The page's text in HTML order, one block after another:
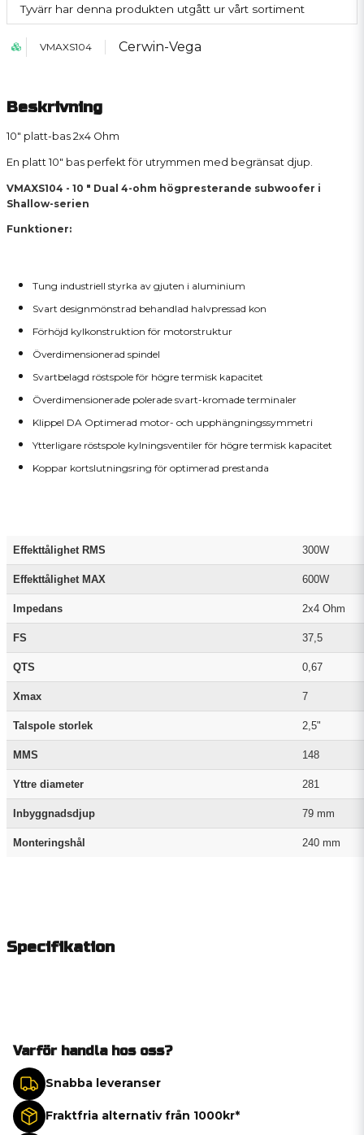
Tyvärr har denna produkten utgått ur vårt sortiment
VMAXS104 Cerwin-Vega
Beskrivning
10" platt-bas 2x4 Ohm
En platt 10" bas perfekt för utrymmen med begränsat djup.
VMAXS104 - 10 ″ Dual 4-ohm högpresterande subwoofer i
Shallow-serien
Funktioner:
Tung industriell styrka av gjuten i aluminium
Svart designmönstrad behandlad halvpressad kon
Förhöjd kylkonstruktion för motorstruktur
Överdimensionerad spindel
Svartbelagd röstspole för högre termisk kapacitet
Överdimensionerade polerade svart-kromade terminaler
Klippel DA Optimerad motor- och upphängningssymmetri
Ytterligare röstspole kylningsventiler för högre termisk kapacitet
Koppar kortslutningsring för optimerad prestanda
Effekttålighet RMS 300W
Effekttålighet MAX 600W
Impedans 2x4 Ohm
FS 37,5
QTS 0,67
Xmax 7
Talspole storlek 2,5"
MMS 148
Yttre diameter 281
Inbyggnadsdjup 79 mm
Monteringshål 240 mm
Specifikation
Varför handla hos oss?
Snabba leveranser
Fraktfria alternativ från 1000kr*